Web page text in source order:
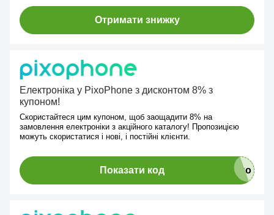
Отримати знижку
Електроніка у PixoPhone з дисконтом 8% з
купоном!
Скористайтеся цим купоном, щоб заощадити 8% на
замовлення електроніки з акційного каталогу! Пропозицією
можуть скористатися і нові, і постійні клієнти.
Показати код